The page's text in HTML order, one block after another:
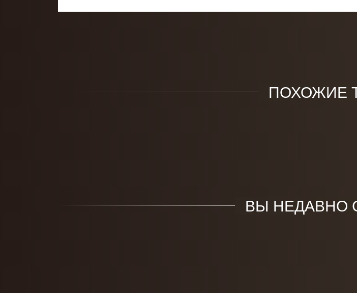
ПОХОЖИЕ
ВЫ НЕДАВНО